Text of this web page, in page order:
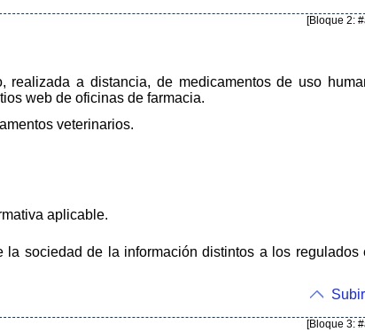
[Bloque 2:
a distancia, de medicamentos de uso
web de oficinas de farmacia.
veterinarios.
aplicable.
sociedad de la información distintos a los regulados
Subir
[Bloque 3: